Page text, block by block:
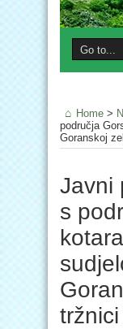
Home >
područja
Goranskoj
Javni
s
tržnici